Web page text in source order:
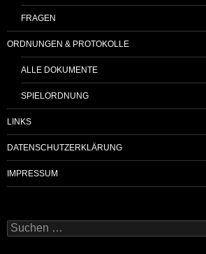
FRAGEN
ORDNUNGEN & PROTOKOLLE
ALLE DOKUMENTE
SPIELORDNUNG
LINKS
DATENSCHUTZERKLÄRUNG
IMPRESSUM
Suchen
nach: